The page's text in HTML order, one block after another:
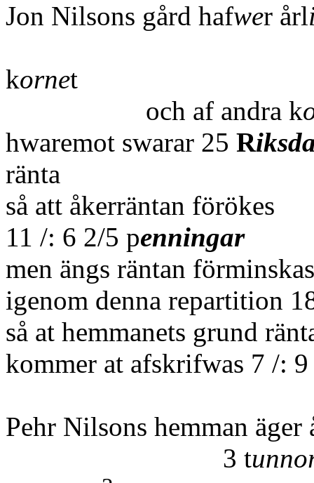
Jon Nilsons gård hafwer årl
kornet
och af andra k
hwaremot swarar 25 R
ränta
så att åkerräntan förökes
11 /: 6 2/5 penningar
men ängs räntan
igenom denna repartition
så at hemmanets grund
kommer at afskrifwas 7 /:
Pehr Nilsons hemman äger
3 t